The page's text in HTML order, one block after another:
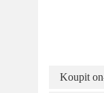
Koupit